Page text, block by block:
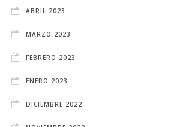
ABRIL 2023
MARZO 2023
FEBRERO 2023
ENERO 2023
DICIEMBRE 2022